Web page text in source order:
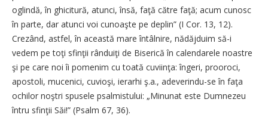
oglindă, în ghicitură, atunci, însă, faţă către faţă; acum cunosc
în parte, dar atunci voi cunoaşte pe deplin” (I Cor. 13, 12).
Crezând, astfel, în această mare întâlnire, nădăjduim să-i
vedem pe toţi sfinţii rânduiţi de Biserică în calendarele noastre
şi pe care noi îi pomenim cu toată cuviinţa: îngeri, prooroci,
apostoli, mucenici, cuvioşi, ierarhi ş.a., adeverindu-se în faţa
ochilor noştri spusele psalmistului: „Minunat este Dumnezeu
întru sfinţii Săi!” (Psalm 67, 36).